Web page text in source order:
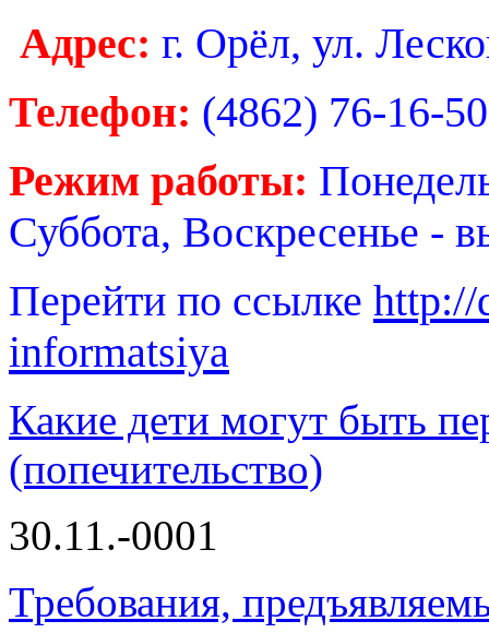
Адрес: г. Орёл, ул.
Телефон: (4862) 76-16-
Режим работы:
Суббота, Воскресенье -
Перейти по ссылке http://
informatsiya
Какие дети могут быть
(попечительство)
30.11.-0001
Требования,